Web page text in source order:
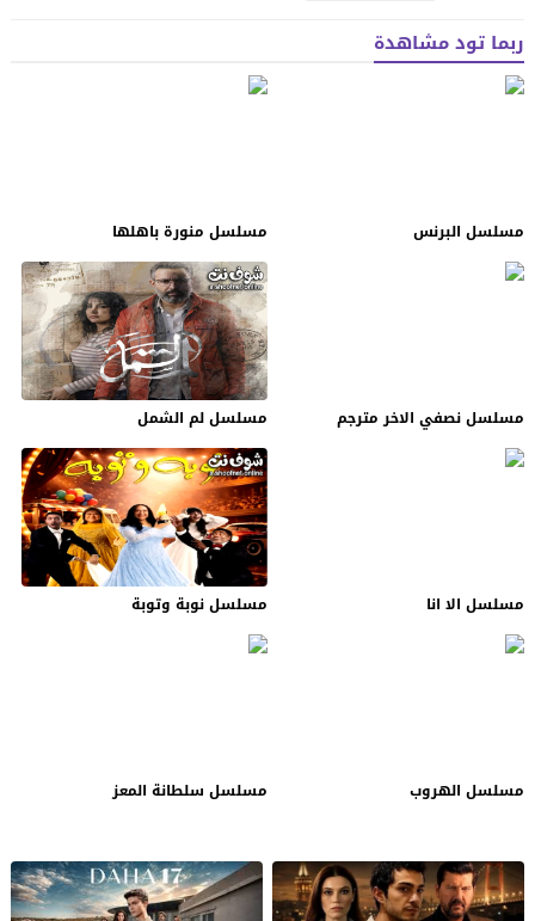
ربما تود مشاهدة
مسلسل البرنس مسلسل منورة باهلها
مسلسل نصفي الاخر مترجم مسلسل لم الشمل
مسلسل الا انا مسلسل نوبة وتوبة
مسلسل الهروب مسلسل سلطانة المعز